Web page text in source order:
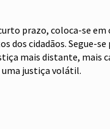
prazo, coloca-se em
dos cidadãos. Segue-
mais distante, mais
justiça volátil.